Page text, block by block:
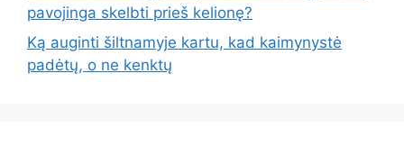
pavojinga skelbti prieš kelionę?
Ką auginti šiltnamyje kartu, kad kaimynystė
padėtų, o ne kenktų